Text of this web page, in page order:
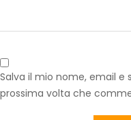
Salva il mio nome, email e
prossima volta che